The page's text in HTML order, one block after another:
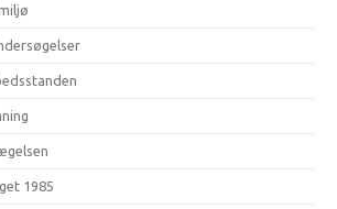
1985